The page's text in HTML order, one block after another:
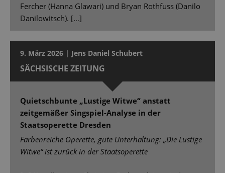
Fercher (Hanna Glawari) und Bryan Rothfuss (Danilo
Danilowitsch). […]
9. März 2026 | Jens Daniel Schubert
SÄCHSISCHE ZEITUNG
Quietschbunte „Lustige Witwe“ anstatt
zeitgemäßer Singspiel-Analyse in der
Staatsoperette Dresden
Farbenreiche Operette, gute Unterhaltung: „Die Lustige
Witwe“ ist zurück in der Staatsoperette